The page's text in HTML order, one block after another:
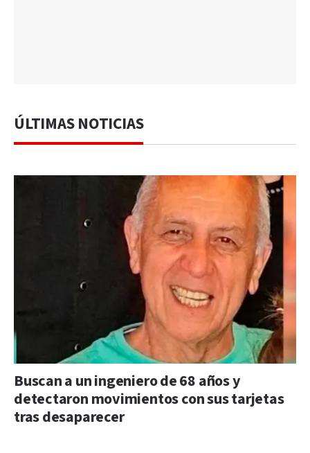
ÚLTIMAS NOTICIAS
Buscan a un ingeniero de 68 años y
detectaron movimientos con sus tarjetas
tras desaparecer